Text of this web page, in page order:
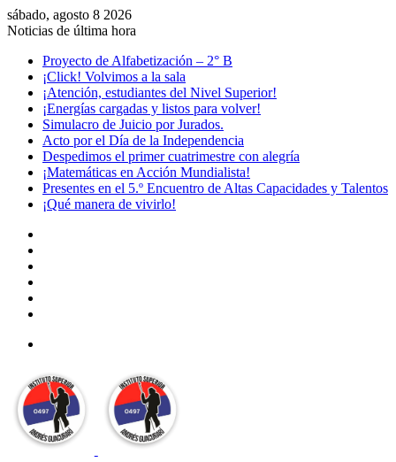
sábado, agosto 8 2026
Noticias de última hora
Proyecto de Alfabetización – 2° B
¡Click! Volvimos a la sala
¡Atención, estudiantes del Nivel Superior!
¡Energías cargadas y listos para volver!
Simulacro de Juicio por Jurados.
Acto por el Día de la Independencia
Despedimos el primer cuatrimestre con alegría
¡Matemáticas en Acción Mundialista!
Presentes en el 5.º Encuentro de Altas Capacidades y Talentos
¡Qué manera de vivirlo!